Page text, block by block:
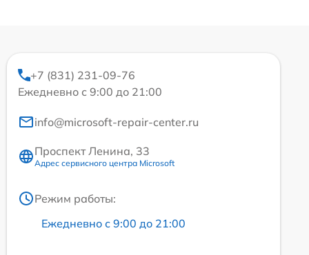
+7 (831) 231-09-76
Ежедневно с 9:00 до 21:00
info@microsoft-repair-center.ru
Проспект Ленина, 33
Адрес сервисного центра Microsoft
Режим работы:
Ежедневно с 9:00 до 21:00